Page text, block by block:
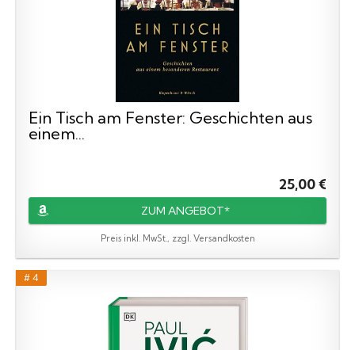
Ein Tisch am Fenster: Geschichten aus
einem...
25,00 €
ZUM ANGEBOT*
Preis inkl. MwSt., zzgl. Versandkosten
# 4